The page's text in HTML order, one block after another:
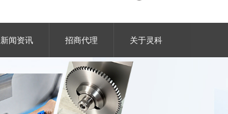
新闻资讯 招商代理 关于灵科